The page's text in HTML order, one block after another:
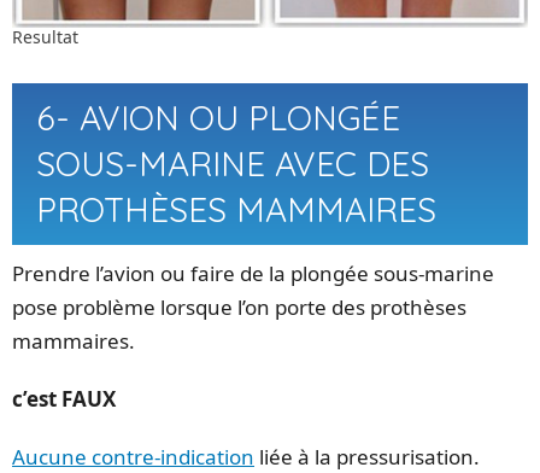
Resultat
6- AVION OU PLONGÉE
SOUS-MARINE AVEC DES
PROTHÈSES MAMMAIRES
Prendre l’avion ou faire de la plongée sous-marine
pose problème lorsque l’on porte des prothèses
mammaires.
c’est FAUX
Aucune contre-indication liée à la pressurisation.